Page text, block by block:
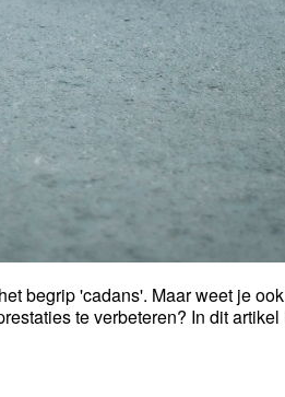
begrip 'cadans'. Maar weet je
te verbeteren? In dit